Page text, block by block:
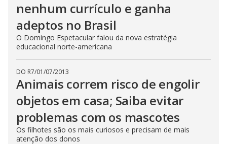
nenhum currículo e ganha
adeptos no Brasil
O Domingo Espetacular falou da nova estratégia
educacional norte-americana
DO R7/01/07/2013
Animais correm risco de engolir
objetos em casa; Saiba evitar
problemas com os mascotes
Os filhotes são os mais curiosos e precisam de mais
atenção dos donos